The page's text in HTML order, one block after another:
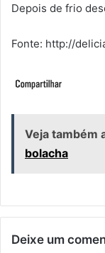
Depois de frio
Fonte: http://
Veja também
bolacha
Deixe um